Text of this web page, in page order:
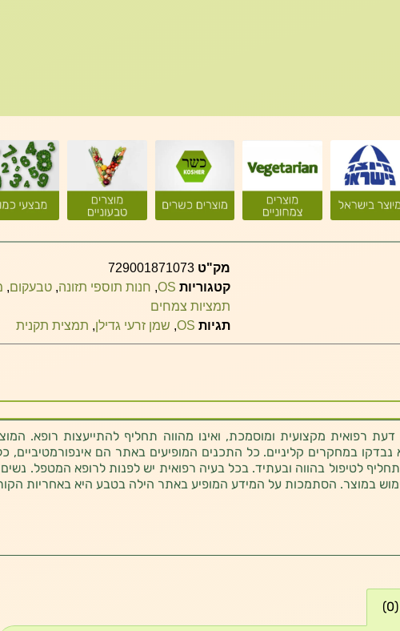
מק"ט 729001871073
קטגוריות OS
, חנות תוספי תזונה, טבעקום,
תמציות צמחים
תגיות OS
, שמן זרעי גדילן, תמצית תקנית
רפואית מקצועית ומוסמכת, ואינו מהווה תחליף להתייעצות רופא.
במחקרים קליניים. כל התכנים המופיעים באתר הם אינפורמטיביים,
לטיפול בהווה ובעתיד. בכל בעיה רפואית יש לפנות לרופא המטפל. נשים
במוצר. הסתמכות על המידע המופיע באתר הילה בטבע היא באחריות